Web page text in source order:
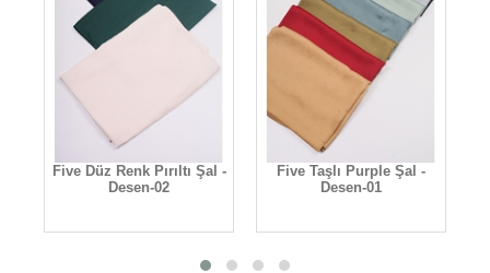
Five Düz Renk Pırıltı Şal -
Desen-02
Five Taşlı Purple Şal -
Desen-01